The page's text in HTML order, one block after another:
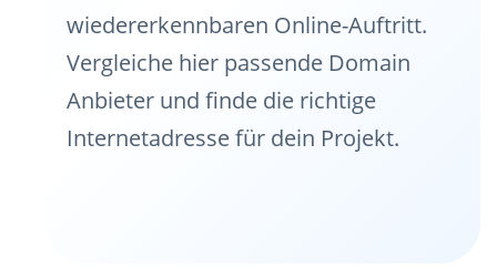
wiedererkennbaren Online-Auftritt.
Vergleiche hier passende Domain
Anbieter und finde die richtige
Internetadresse für dein Projekt.